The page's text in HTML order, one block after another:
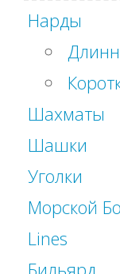
Нарды
Шахматы
Шашки
Уголки
Морской
Lines
Бильярд